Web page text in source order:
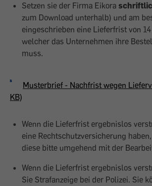
Setzen sie der Firma Eikora
zum Download unterhalb) und am
eingeschrieben eine Lieferfrist von
welcher das Unternehmen ihre
muss.
Musterbrief - Nachfrist wegen
KB)
Wenn die Lieferfrist ergebnislos
eine Rechtschutzversicherung
diese bitte umgehend mit der
Wenn die Lieferfrist ergebnislos
Sie Strafanzeige bei der Polizei. Sie